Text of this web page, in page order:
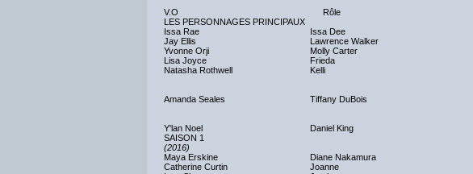
V.O Rôle
LES PERSONNAGES PRINCIPAUX
Issa Rae
Issa Dee
Jay Ellis
Lawrence Walker
Yvonne Orji
Molly Carter
Lisa Joyce
Frieda
Natasha Rothwell
Kelli
Amanda Seales Tiffany DuBois
Y'lan Noel
Daniel King
SAISON 1
(2016)
Maya Erskine
Diane Nakamura
Catherine Curtin
Joanne